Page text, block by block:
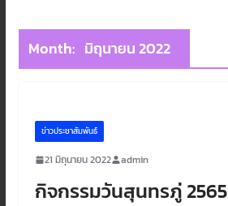
Month: มิถุนายน 2022
ข่าวประชาสัมพันธ์
21 มิถุนายน 2022 admin
กิจกรรมวันสุนทรภู่ 2565